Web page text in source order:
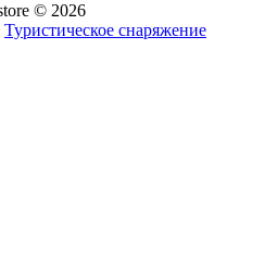
© 2026
Туристическое снаряжение